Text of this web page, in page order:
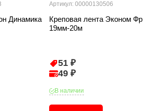
Динамика
Артикул: 00000130506
Креповая лента Эконом Фр
19мм-20м
51 ₽
49 ₽
В наличии